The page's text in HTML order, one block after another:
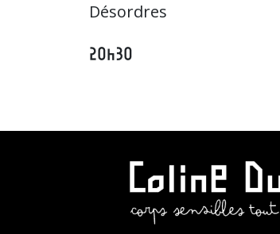
Désordres
20h30